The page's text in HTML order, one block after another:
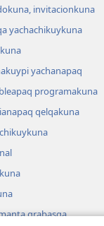
invitacionkuna
yachachikuykuna
yachanapaq
programakuna
qelqakuna
grabasqa